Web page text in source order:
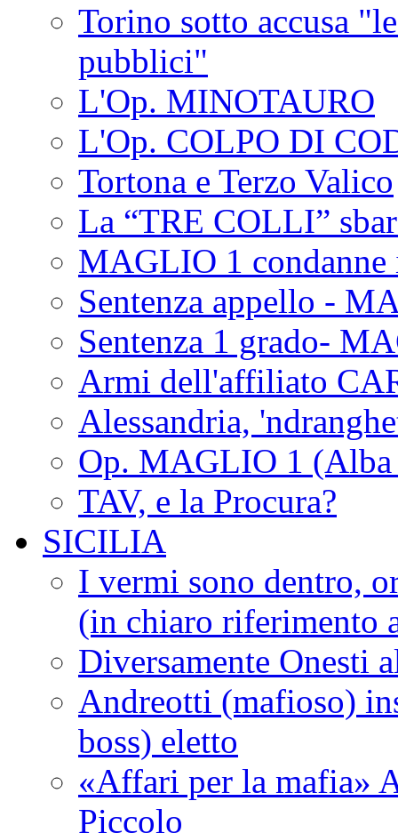
Torino sotto accusa
pubblici"
L'Op. MINOTAURO
L'Op. COLPO DI
Tortona e Terzo Valico
La “TRE COLLI”
MAGLIO 1 condanne
Sentenza appello -
Sentenza 1 grado-
Armi dell'affiliato
Alessandria,
Op. MAGLIO 1 (Alba
TAV, e la Procura?
SICILIA
I vermi sono dentro,
(in chiaro riferimento
Diversamente Onesti
Andreotti (mafioso)
boss) eletto
«Affari per la mafia»
Piccolo